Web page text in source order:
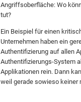
Angriffsoberfläche: Wo
tut?
Ein Beispiel für einen
Unternehmen haben ein
Authentifizierung auf allen
Authentifizierungs-System
Applikationen rein. Dann
weil gerade sowieso keiner